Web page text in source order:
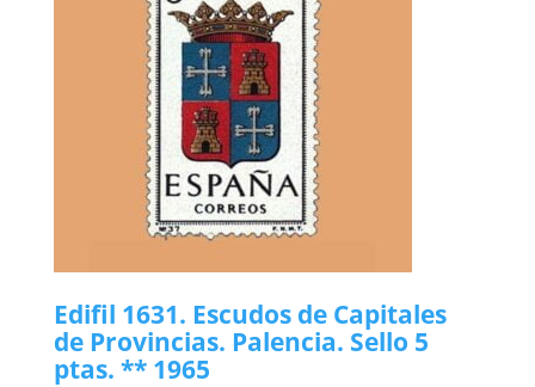
Edifil 1631. Escudos de Capitales
de Provincias. Palencia. Sello 5
ptas. ** 1965